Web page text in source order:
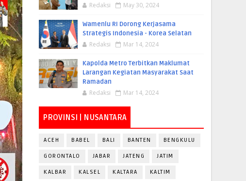
Redaksi May 30, 2024
Wamenlu RI Dorong Kerjasama
Strategis Indonesia - Korea Selatan
Redaksi Mar 14, 2024
Kapolda Metro Terbitkan Maklumat
Larangan Kegiatan Masyarakat Saat
Ramadan
Redaksi Mar 14, 2024
PROVINSI | NUSANTARA
ACEH BABEL BALI BANTEN BENGKULU
GORONTALO JABAR JATENG JATIM
KALBAR KALSEL KALTARA KALTIM